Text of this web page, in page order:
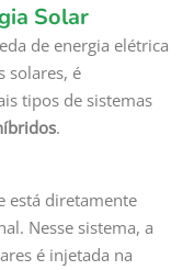
Solar
de energia elétrica
solares, é
tipos de sistemas
.
está diretamente
Nesse sistema, a
é injetada na